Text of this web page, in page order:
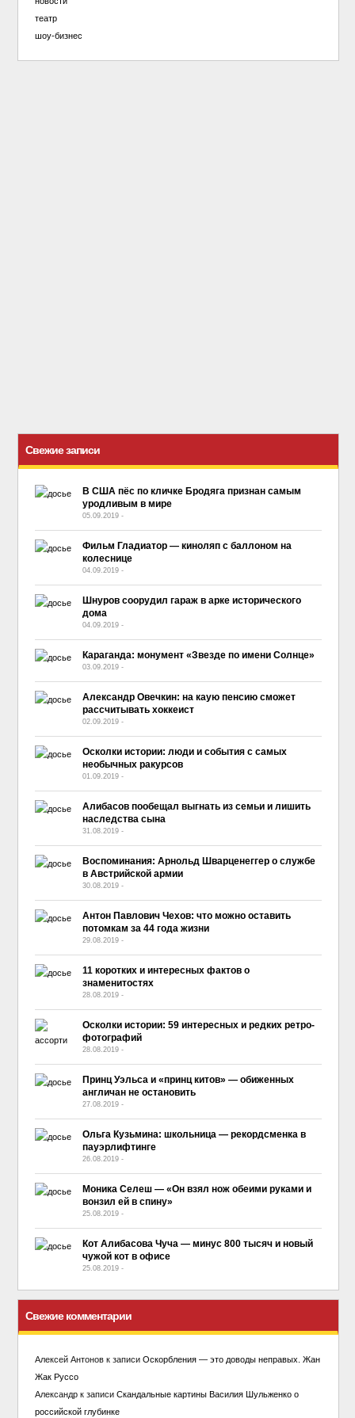
театр
шоу-бизнес
Свежие записи
В США пёс по кличке Бродяга признан самым
уродливым в мире
05.09.2019 -
Фильм Гладиатор — киноляп с баллоном на
колеснице
04.09.2019 -
Шнуров соорудил гараж в арке исторического
дома
04.09.2019 -
Караганда: монумент «Звезде по имени Солнце»
03.09.2019 -
Александр Овечкин: на каую пенсию сможет
рассчитывать хоккеист
02.09.2019 -
Осколки истории: люди и события с самых
необычных ракурсов
01.09.2019 -
Алибасов пообещал выгнать из семьи и лишить
наследства сына
31.08.2019 -
Воспоминания: Арнольд Шварценеггер о службе
в Австрийской армии
30.08.2019 -
Антон Павлович Чехов: что можно оставить
потомкам за 44 года жизни
29.08.2019 -
11 коротких и интересных фактов о
знаменитостях
28.08.2019 -
Осколки истории: 59 интересных и редких ретро-
фотографий
28.08.2019 -
Принц Уэльса и «принц китов» — обиженных
англичан не остановить
27.08.2019 -
Ольга Кузьмина: школьница — рекордсменка в
пауэрлифтинге
26.08.2019 -
Моника Селеш — «Он взял нож обеими руками и
вонзил ей в спину»
25.08.2019 -
Кот Алибасова Чуча — минус 800 тысяч и новый
чужой кот в офисе
25.08.2019 -
Свежие комментарии
Алексей Антоновк записи Оскорбления — это доводы неправых. Жан
Жак Руссо
Александрк записи Скандальные картины Василия Шульженко о
российской глубинке